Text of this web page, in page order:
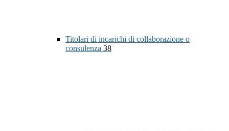
Titolari di incarichi di collaborazione o
consulenza 38